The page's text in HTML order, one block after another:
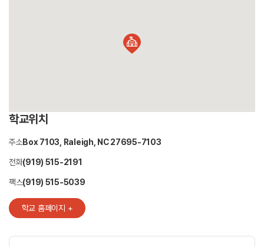
학교위치
주소Box 7103, Raleigh, NC 27695-7103
전화(919) 515-2191
팩스(919) 515-5039
학교 홈페이지 +